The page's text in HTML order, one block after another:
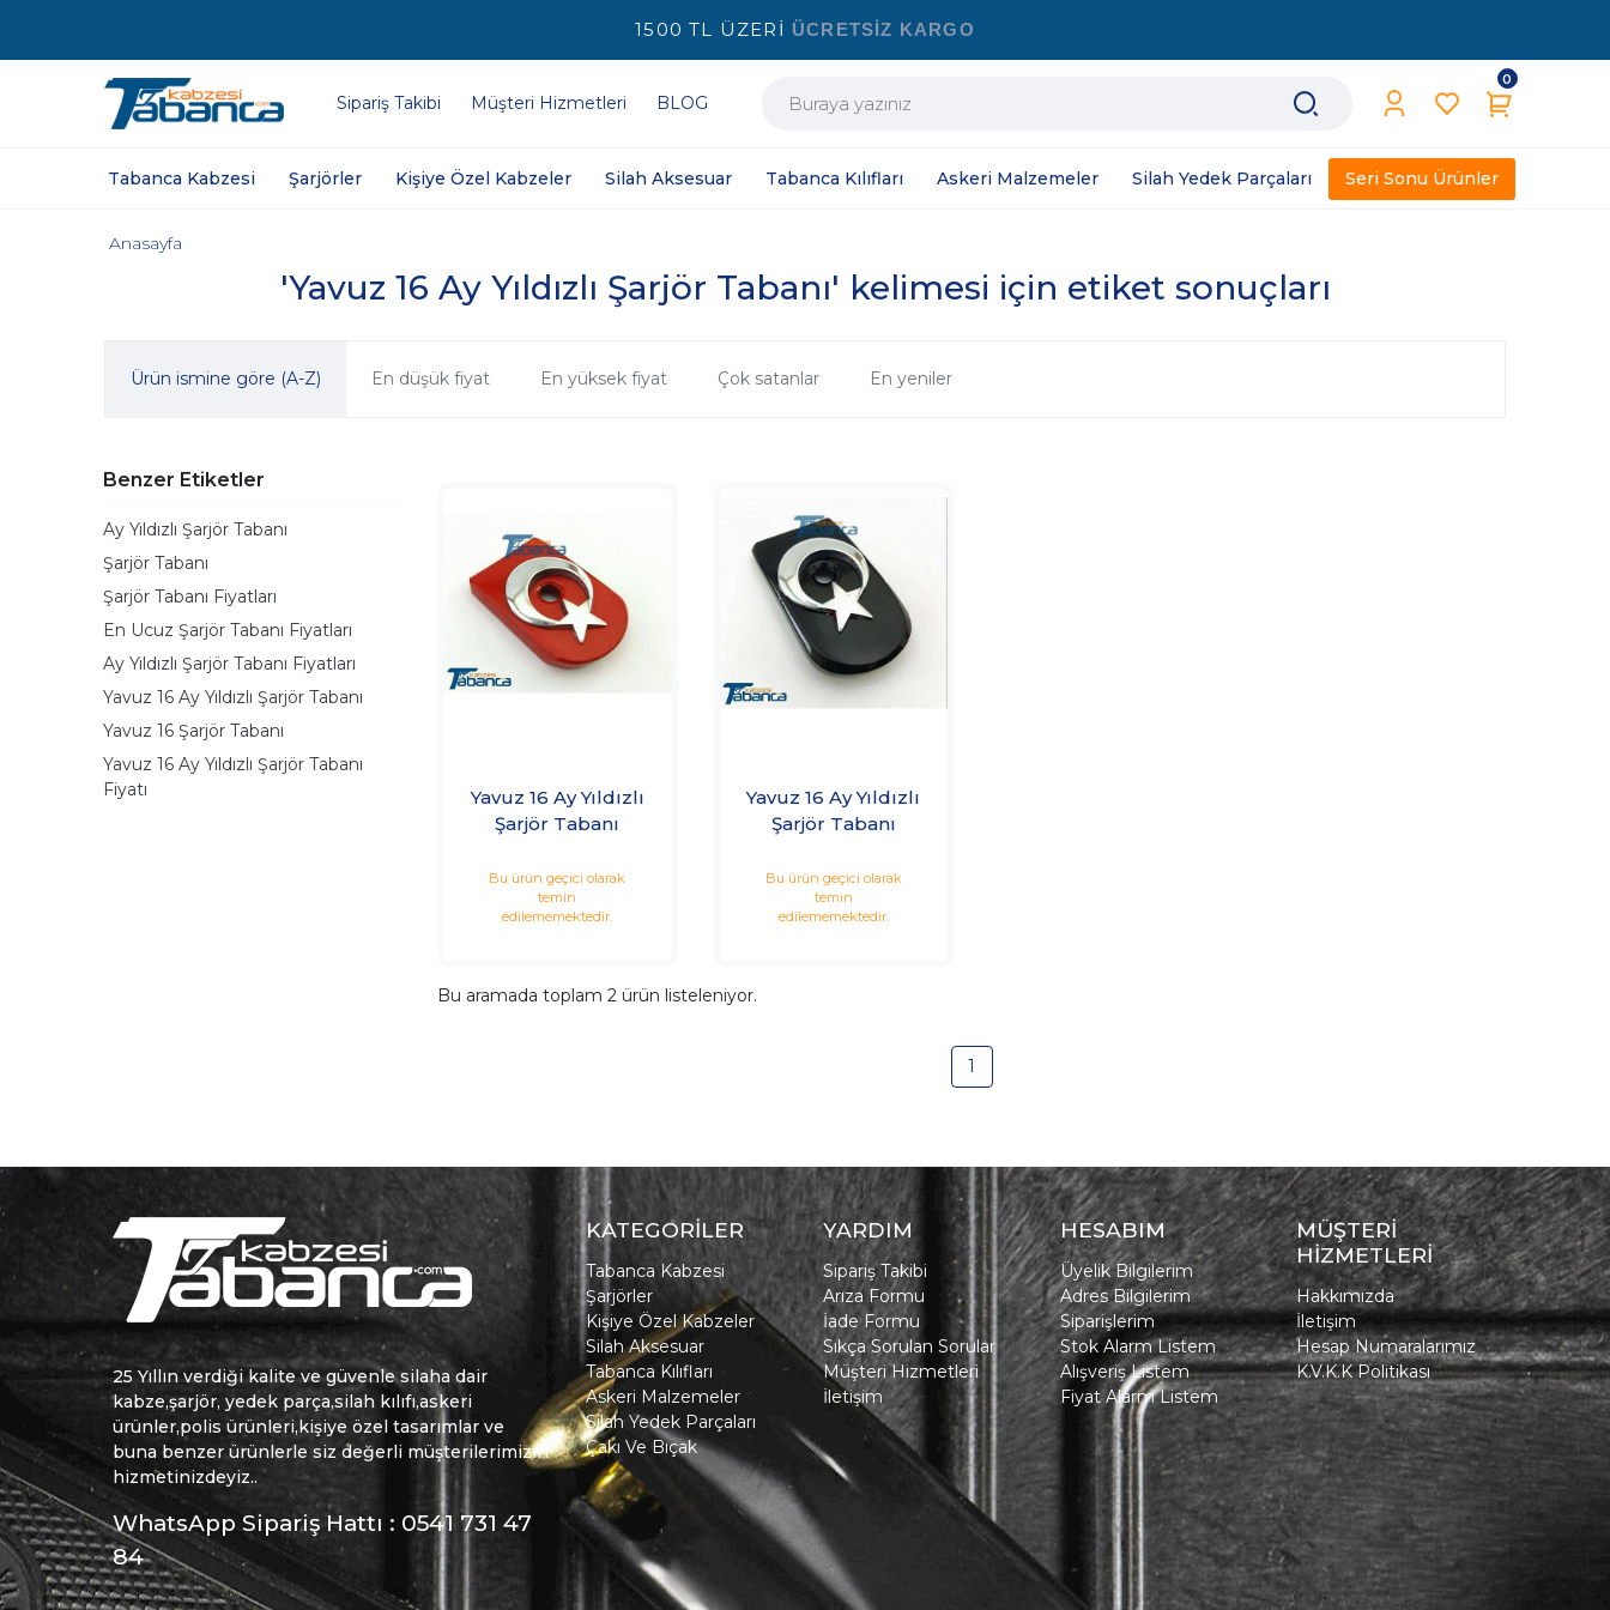
1500 TL ÜZERİ ÜCRETSİZ KARGO
Sipariş Takibi Müşteri Hizmetleri BLOG
0
Tabanca Kabzesi Şarjörler Kişiye Özel Kabzeler Silah Aksesuar Tabanca Kılıfları Askeri Malzemeler Silah Yedek Parçaları Seri Sonu Ürünler
'Yavuz 16 Ay Yıldızlı Şarjör Tabanı' kelimesi için etiket sonuçları
Anasayfa
Ürün ismine göre (A-Z) En düşük fiyat En yüksek fiyat Çok satanlar En yeniler
Benzer Etiketler
Ay Yıldızlı Şarjör Tabanı
Şarjör Tabanı
Şarjör Tabanı Fiyatları
En Ucuz Şarjör Tabanı Fiyatları
Ay Yıldızlı Şarjör Tabanı Fiyatları
Yavuz 16 Ay Yıldızlı Şarjör Tabanı
Yavuz 16 Şarjör Tabanı
Yavuz 16 Ay Yıldızlı Şarjör Tabanı
Fiyatı
Yavuz 16 Ay Yıldızlı
Şarjör Tabanı
Bu ürün geçici olarak
temin
edilememektedir.
Yavuz 16 Ay Yıldızlı
Şarjör Tabanı
Bu ürün geçici olarak
temin
edilememektedir.
Bu aramada toplam 2 ürün listeleniyor.
1
25 Yıllın verdiği kalite ve güvenle silaha dair
kabze,şarjör, yedek parça,silah kılıfı,askeri
ürünler,polis ürünleri,kişiye özel tasarımlar ve
buna benzer ürünlerle siz değerli müşterilerimizin
hizmetinizdeyiz..
WhatsApp Sipariş Hattı : 0541 731 47
84
KATEGORİLER
Tabanca Kabzesi
Şarjörler
Kişiye Özel Kabzeler
Silah Aksesuar
Tabanca Kılıfları
Askeri Malzemeler
Silah Yedek Parçaları
Çakı Ve Bıçak
YARDIM
Sipariş Takibi
Arıza Formu
İade Formu
Sıkça Sorulan Sorular
Müşteri Hizmetleri
İletişim
HESABIM
Üyelik Bilgilerim
Adres Bilgilerim
Siparişlerim
Stok Alarm Listem
Alışveriş Listem
Fiyat Alarm Listem
MÜŞTERİ
HİZMETLERİ
Hakkımızda
İletişim
Hesap Numaralarımız
K.V.K.K Politikası